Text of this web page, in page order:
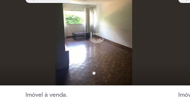
Imóvel à venda.